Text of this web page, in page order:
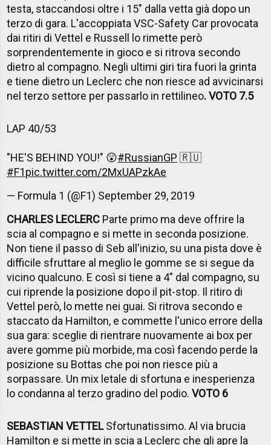
testa, staccandosi oltre i 15" dalla vetta già dopo un
terzo di gara. L'accoppiata VSC-Safety Car provocata
dai ritiri di Vettel e Russell lo rimette però
sorprendentemente in gioco e si ritrova secondo
dietro al compagno. Negli ultimi giri tira fuori la grinta
e tiene dietro un Leclerc che non riesce ad avvicinarsi
nel terzo settore per passarlo in rettilineo. VOTO 7.5
LAP 40/53
"HE'S BEHIND YOU!" 😲#RussianGP 🇷🇺
#F1pic.twitter.com/2MxUAPzkAe
— Formula 1 (@F1) September 29, 2019
CHARLES LECLERC Parte primo ma deve offrire la
scia al compagno e si mette in seconda posizione.
Non tiene il passo di Seb all'inizio, su una pista dove è
difficile sfruttare al meglio le gomme se si segue da
vicino qualcuno. E così si tiene a 4" dal compagno, su
cui riprende la posizione dopo il pit-stop. Il ritiro di
Vettel però, lo mette nei guai. Si ritrova secondo e
staccato da Hamilton, e commette l'unico errore della
sua gara: sceglie di rientrare nuovamente ai box per
avere gomme più morbide, ma così facendo perde la
posizione su Bottas che poi non riesce più a
sorpassare. Un mix letale di sfortuna e inesperienza
lo condanna al terzo gradino del podio.VOTO 6
SEBASTIAN VETTELSfortunatissimo. Al via brucia
Hamilton e si mette in scia a Leclerc che gli apre la